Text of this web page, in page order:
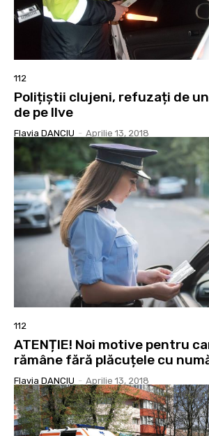
112
Polițiștii clujeni, refuzați de
de pe Ilve
Flavia DANCIU - Aprilie 13, 2018
112
ATENȚIE! Noi motive pentru
rămâne fără plăcuțele cu
Flavia DANCIU - Aprilie 13, 2018